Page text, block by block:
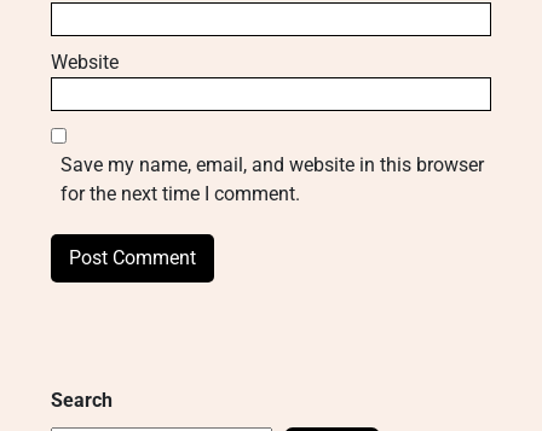
Website
Save my name, email, and website in this browser
for the next time I comment.
Search